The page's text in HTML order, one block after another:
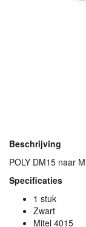
Beschrijving
POLY DM15 naar
Specificaties
1 stuk
Zwart
Mitel 4015